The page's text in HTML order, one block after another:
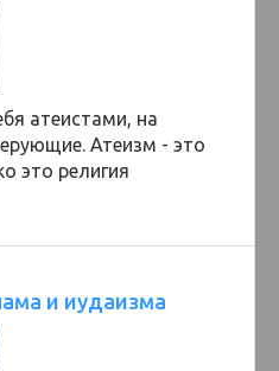
атеистами, на
Атеизм - это
это религия
и иудаизма